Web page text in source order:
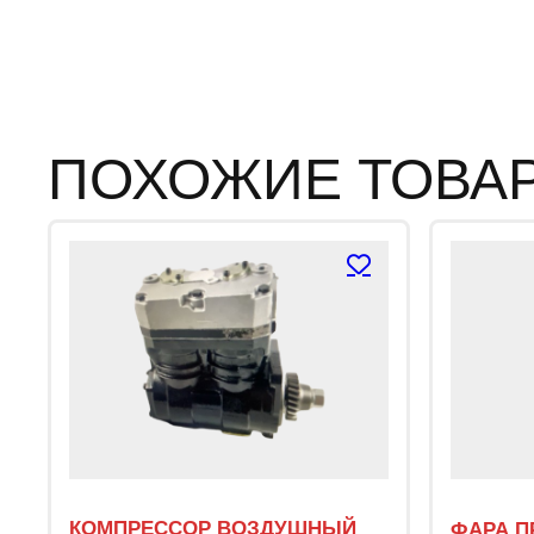
ПОХОЖИЕ
КОМПРЕССОР ВОЗДУШНЫЙ